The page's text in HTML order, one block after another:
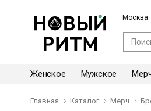
Москва
Женское Мужское
Главная Каталог Мерч